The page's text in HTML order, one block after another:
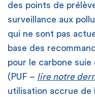
des points de
surveillance aux
qui ne sont pas
base des
pour le carbone
(PUF – lire notre
utilisation accrue de